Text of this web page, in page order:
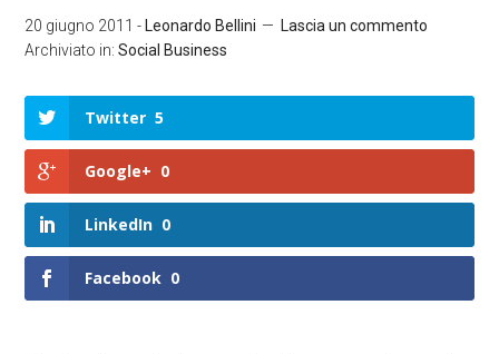
20 giugno 2011 - Leonardo Bellini
Lascia un commento
Archiviato in:Social Business
Twitter 5
Google+ 0
LinkedIn 0
Facebook 0